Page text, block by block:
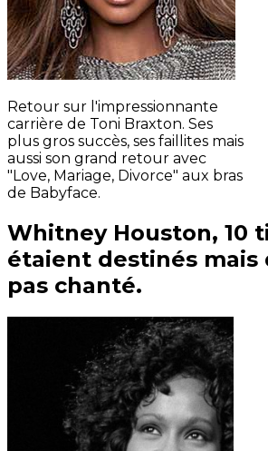
Retour sur l'impressionnante
carrière de Toni Braxton. Ses
plus gros succès, ses faillites mais
aussi son grand retour avec
"Love, Mariage, Divorce" aux bras
de Babyface.
Whitney Houston, 10
étaient destinés mais
pas chanté.